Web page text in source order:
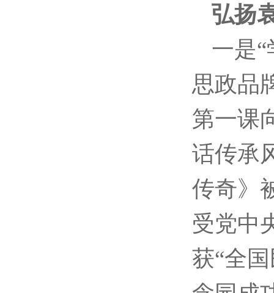
弘扬
一是
思政品
第一课
话传承
传奇》
受党中
获“全